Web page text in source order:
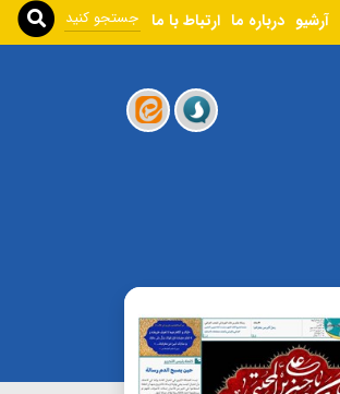
آرشیو درباره ما ارتباط با ما